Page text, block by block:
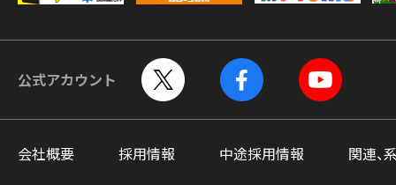
公式アカウント
会社概要 採用情報 中途採用情報 関連、